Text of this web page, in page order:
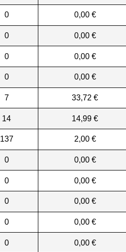
0 0,00 €
0 0,00 €
0 0,00 €
0 0,00 €
7 33,72 €
14 14,99 €
137 2,00 €
0 0,00 €
0 0,00 €
0 0,00 €
0 0,00 €
0 0,00 €